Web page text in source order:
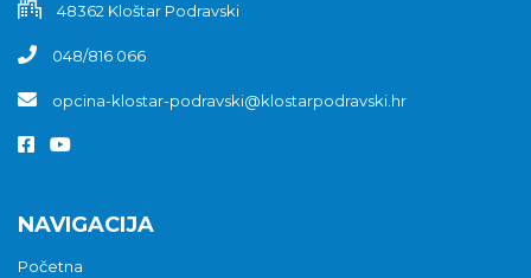
48362 Kloštar Podravski
048/816 066
opcina-klostar-podravski@klostarpodravski.hr
NAVIGACIJA
Početna